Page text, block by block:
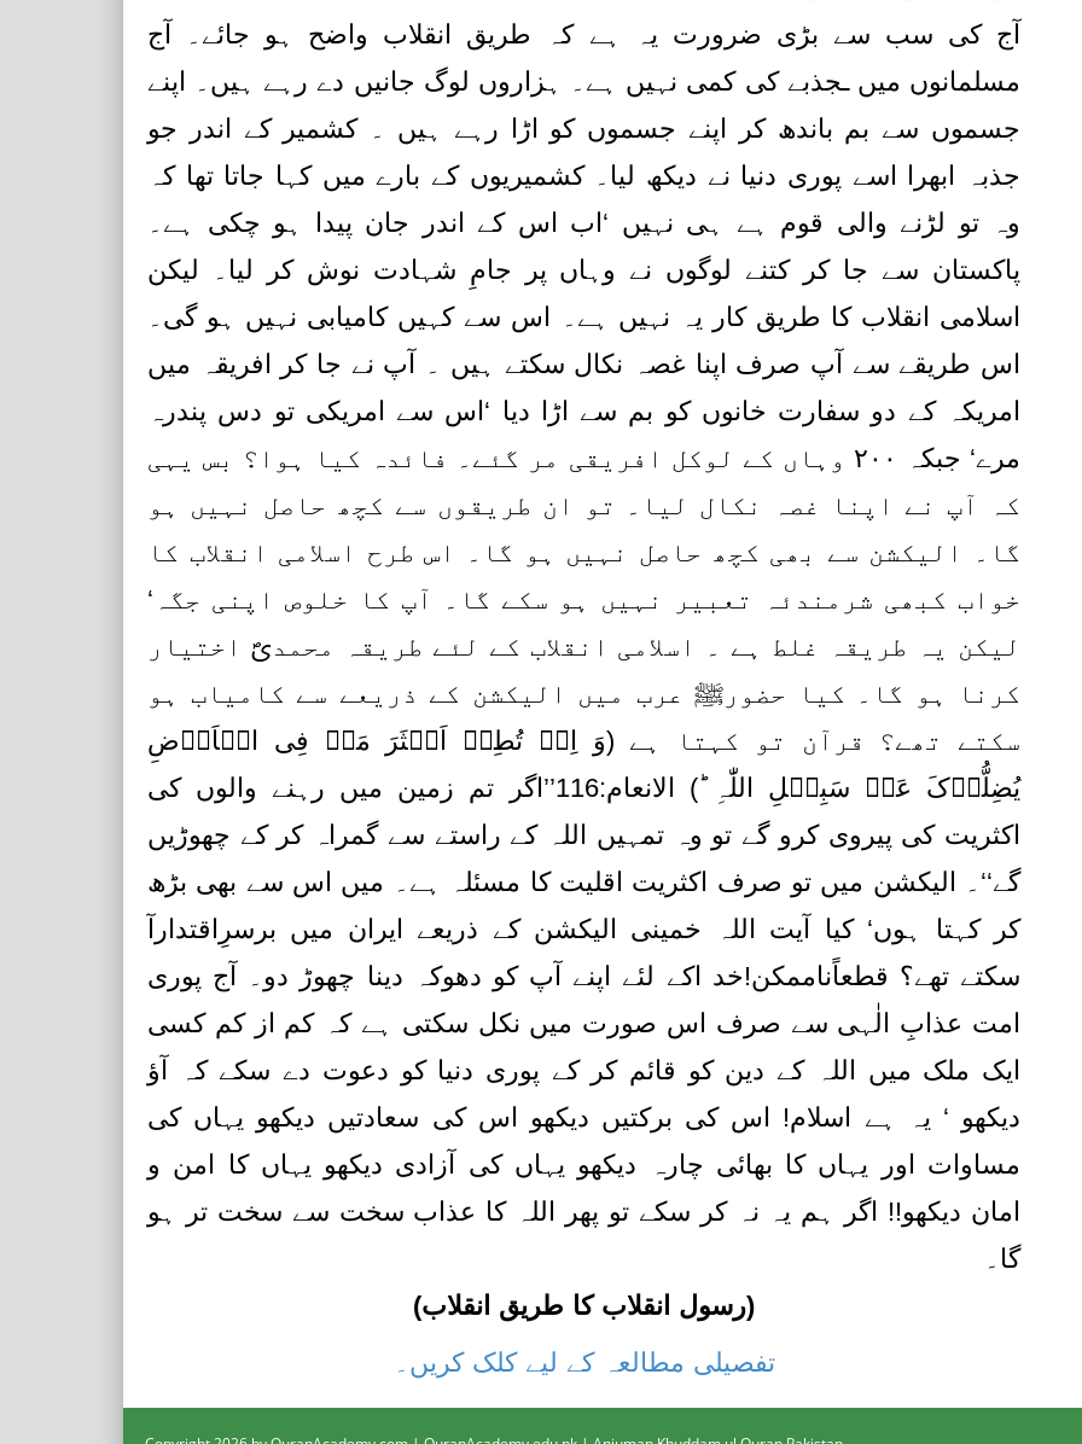
آج کی سب سے بڑی ضرورت یہ ہے کہ طریق انقلاب واضح ہو جائے۔ آج
مسلمانوں میں ـجذبے کی کمی نہیں ہے۔ ہزاروں لوگ جانیں دے رہے ہیں۔ اپنے
جسموں سے بم باندھ کر اپنے جسموں کو اڑا رہے ہیں ۔ کشمیر کے اندر جو
جذبہ ابھرا اسے پوری دنیا نے دیکھ لیا۔ کشمیریوں کے بارے میں کہا جاتا تھا کہ
وہ تو لڑنے والی قوم ہے ہی نہیں ‘اب اس کے اندر جان پیدا ہو چکی ہے۔
پاکستان سے جا کر کتنے لوگوں نے وہاں پر جامِ شہادت نوش کر لیا۔ لیکن
اسلامی انقلاب کا طریق کار یہ نہیں ہے۔ اس سے کہیں کامیابی نہیں ہو گی۔
اس طریقے سے آپ صرف اپنا غصہ نکال سکتے ہیں ۔ آپ نے جا کر افریقہ میں
امریکہ کے دو سفارت خانوں کو بم سے اڑا دیا ‘اس سے امریکی تو دس پندرہ
مرے‘ جبکہ ۲۰۰ وہاں کے لوکل افریقی مر گئے۔ فائدہ کیا ہوا؟ بس یہی
کہ آپ نے اپنا غصہ نکال لیا۔ تو ان طریقوں سے کچھ حاصل نہیں ہو
گا۔ الیکشن سے بھی کچھ حاصل نہیں ہو گا۔ اس طرح اسلامی انقلاب کا
خواب کبھی شرمندئہ تعبیر نہیں ہو سکے گا۔ آپ کا خلوص اپنی جگہ‘
لیکن یہ طریقہ غلط ہے ۔ اسلامی انقلاب کے لئے طریقہ محمدیؐ اختیار
کرنا ہو گا۔ کیا حضورﷺ عرب میں الیکشن کے ذریعے سے کامیاب ہو
سکتے تھے؟ قرآن تو کہتا ہے (وَ اِنۡ تُطِعۡ اَکۡثَرَ مَنۡ فِی الۡاَرۡضِ
یُضِلُّوۡکَ عَنۡ سَبِیۡلِ اللّٰہِ ؕ)
الانعام:116’’اگر تم زمین میں رہنے والوں کی
اکثریت کی پیروی کرو گے تو وہ تمہیں اللہ کے راستے سے گمراہ کر کے چھوڑیں
گے‘‘۔ الیکشن میں تو صرف اکثریت اقلیت کا مسئلہ ہے۔ میں اس سے بھی بڑھ
کر کہتا ہوں‘ کیا آیت اللہ خمینی الیکشن کے ذریعے ایران میں برسرِاقتدارآ
سکتے تھے؟ قطعاًناممکن!خد اکے لئے اپنے آپ کو دھوکہ دینا چھوڑ دو۔ آج پوری
امت عذابِ الٰہی سے صرف اس صورت میں نکل سکتی ہے کہ کم از کم کسی
ایک ملک میں اللہ کے دین کو قائم کر کے پوری دنیا کو دعوت دے سکے کہ آؤ
دیکھو ‘ یہ ہے اسلام! اس کی برکتیں دیکھو اس کی سعادتیں دیکھو یہاں کی
مساوات اور یہاں کا بھائی چارہ دیکھو یہاں کی آزادی دیکھو یہاں کا امن و
امان دیکھو!! اگر ہم یہ نہ کر سکے تو پھر اللہ کا عذاب سخت سے سخت تر ہو
گا۔
(رسول انقلاب کا طریق انقلاب)
تفصیلی مطالعہ کے لیے کلک کریں۔